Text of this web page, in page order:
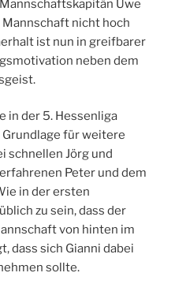
Uwe
nicht hoch
ist nun in greifbarer
neben dem
in der 5. Hessenliga
für weitere
schnellen Jörg und
Peter und dem
in der ersten
zu sein, dass der
von hinten im
dass sich Gianni dabei
sollte.